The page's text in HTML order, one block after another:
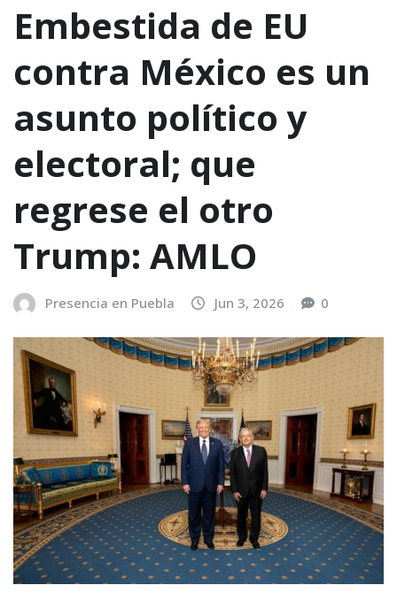
Embestida de EU
contra México es un
asunto político y
electoral; que
regrese el otro
Trump: AMLO
Presencia en Puebla Jun 3, 2026 0